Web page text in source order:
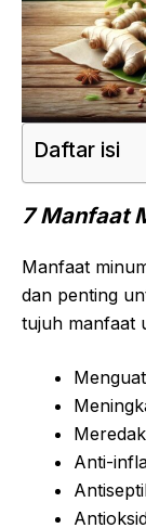
Daftar isi
7 Manfaat
Manfaat
dan penting
tujuh manfaat
Anti-